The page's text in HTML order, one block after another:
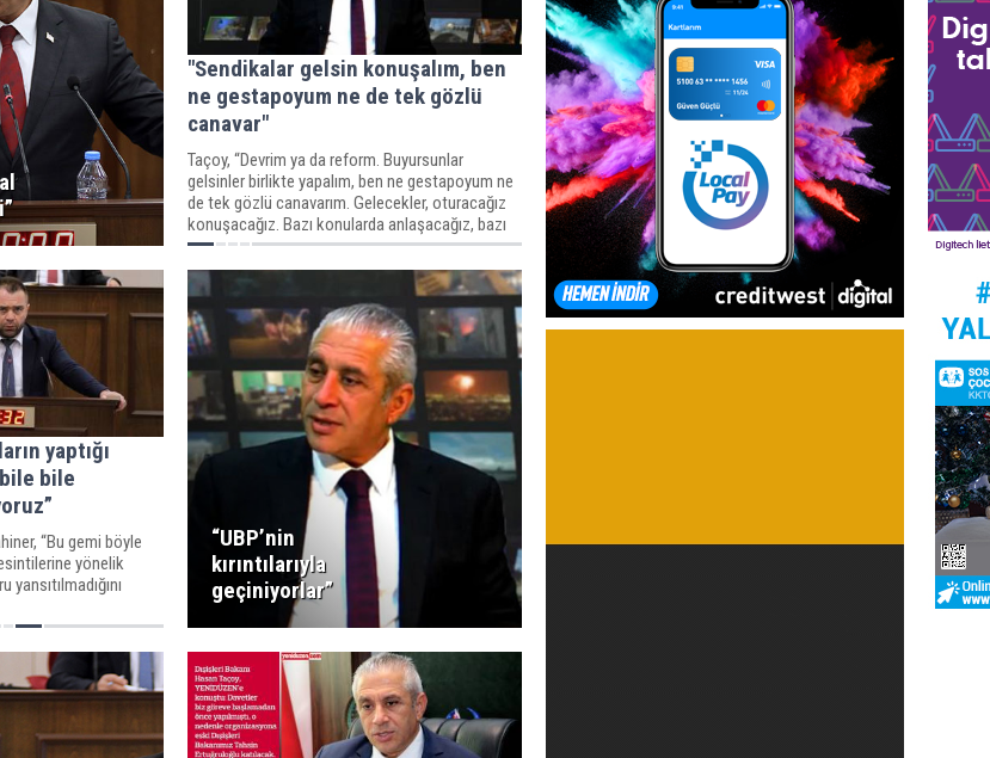
"Sendikalar gelsin konuşalım, ben
ne gestapoyum ne de tek gözlü
canavar"
Taçoy, “Devrim ya da reform. Buyursunlar
gelsinler birlikte yapalım, ben ne gestapoyum ne
de tek gözlü canavarım. Gelecekler, oturacağız
konuşacağız. Bazı konularda anlaşacağız, bazı
konularda anlaşmayacağız” dedi.
yaptığı
bile
“Bu gemi böyle
yönelik
“UBP’nin
kırıntılarıyla
geçiniyorlar”